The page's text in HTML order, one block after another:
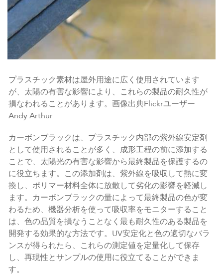
プラスチック素材は屋外用途に広く使用されています
が、太陽の有害な影響により、これらの製品の耐久性が
損なわれることがあります。画像出典Flickrユーザー
Andy Arthur
カーボンブラックは、プラスチック内部の紫外線安定剤
として使用されることが多く、成形工程の前に添加する
ことで、太陽光の有害な影響から最終製品を保護するの
に役立ちます。この添加剤は、紫外線を吸収して熱に変
換し、ポリマー材料全体に放散して劣化の影響を軽減し
ます。カーボンブラックの量によって最終製品の色が変
わるため、機器分析を使って吸収率をモニターすること
は、色の品質を損なうことなく最も耐久性のある製品を
開発する効果的な方法です。UV安定化と色の適切なバラ
ンスが得られたら、これらの測定値を定量化して保存
し、再現性とサンプルの使用に役立てることができま
す。